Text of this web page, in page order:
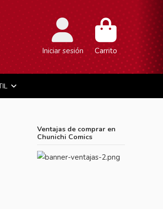
Iniciar sesión Carrito
Ventajas de comprar en
Chunichi Comics